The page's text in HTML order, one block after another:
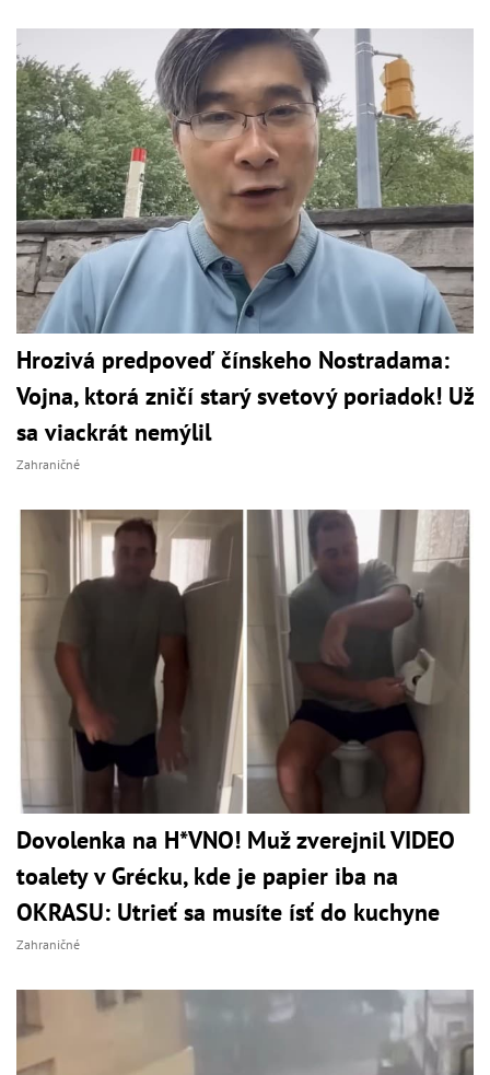
Hrozivá predpoveď čínskeho Nostradama:
Vojna, ktorá zničí starý svetový poriadok! Už
sa viackrát nemýlil
Zahraničné
Dovolenka na H*VNO! Muž zverejnil VIDEO
toalety v Grécku, kde je papier iba na
OKRASU: Utrieť sa musíte ísť do kuchyne
Zahraničné